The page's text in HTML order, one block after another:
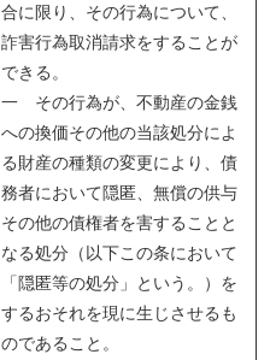
合に限り、その行為について、
詐害行為取消請求をすることが
できる。
一 その行為が、不動産の金銭
への換価その他の当該処分によ
る財産の種類の変更により、債
務者において隠匿、無償の供与
その他の債権者を害することと
なる処分（以下この条において
「隠匿等の処分」という。）を
するおそれを現に生じさせるも
のであること。